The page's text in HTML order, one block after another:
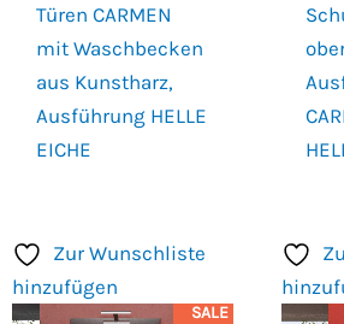
Türen CARMEN
mit Waschbecken
aus Kunstharz,
Ausführung HELLE
EICHE
Zur Wunschliste
hinzufügen
SALE